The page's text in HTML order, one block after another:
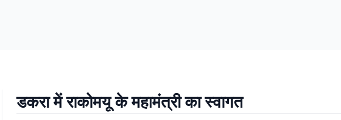
डकरा में राकोमयू के महामंत्री का स्वागत